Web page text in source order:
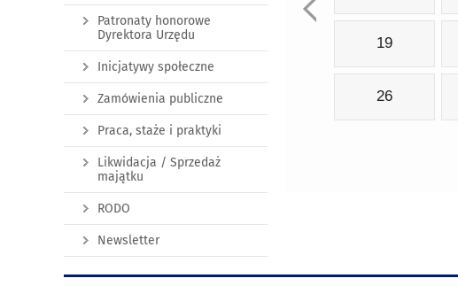
19
26
Patronaty honorowe
Dyrektora Urzędu
Inicjatywy społeczne
Zamówienia publiczne
Praca, staże i praktyki
Likwidacja / Sprzedaż
majątku
RODO
Newsletter